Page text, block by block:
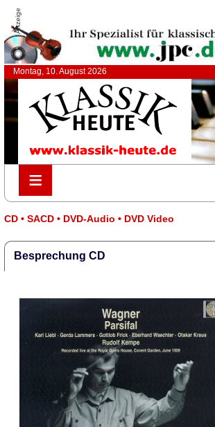
Anzeige
Montag, 10. August 2026
≡
≡
CD • SACD • DVD-Audio • DVD Video
Besprechung CD